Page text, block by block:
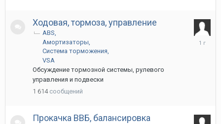
Ходовая, тормоза, управление
ABS
Амортизаторы
Система торможения
VSA
Обсуждение тормозной системы, рулевого
управления и подвески
1 614 сообщений
29
Прокачка ВВБ, балансировка